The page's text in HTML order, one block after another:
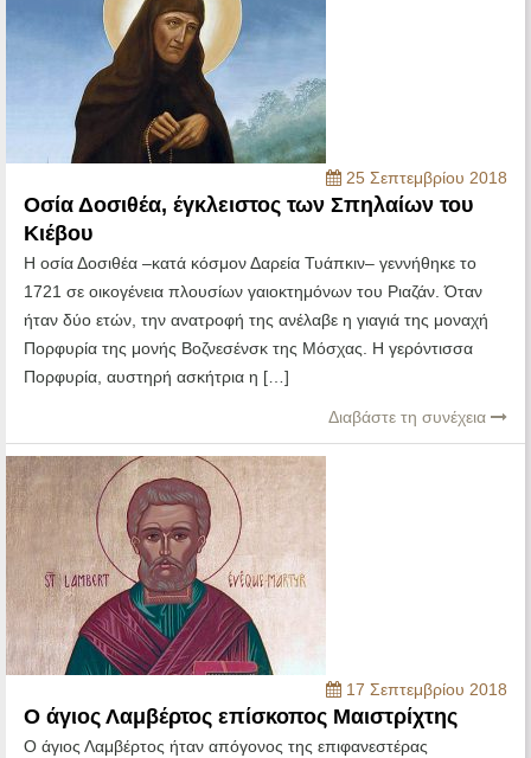
25 Σεπτεμβρίου 2018
Οσία Δοσιθέα, έγκλειστος των Σπηλαίων του
Κιέβου
Η οσία Δοσιθέα –κατά κόσμον Δαρεία Τυάπκιν– γεννήθηκε το
1721 σε οικογένεια πλουσίων γαιοκτημόνων του Ριαζάν. Όταν
ήταν δύο ετών, την ανατροφή της ανέλαβε η γιαγιά της μοναχή
Πορφυρία της μονής Βοζνεσένσκ της Μόσχας. Η γερόντισσα
Πορφυρία, αυστηρή ασκήτρια η […]
Διαβάστε τη συνέχεια
17 Σεπτεμβρίου 2018
Ο άγιος Λαμβέρτος επίσκοπος Μαιστρίχτης
Ο άγιος Λαμβέρτος ήταν απόγονος της επιφανεστέρας